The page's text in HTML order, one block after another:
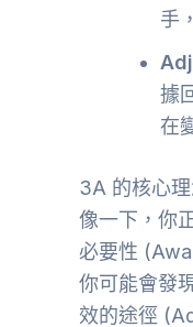
手
據
在
3A 的核心
像一下，你
必要性
你可能會發
效的途徑